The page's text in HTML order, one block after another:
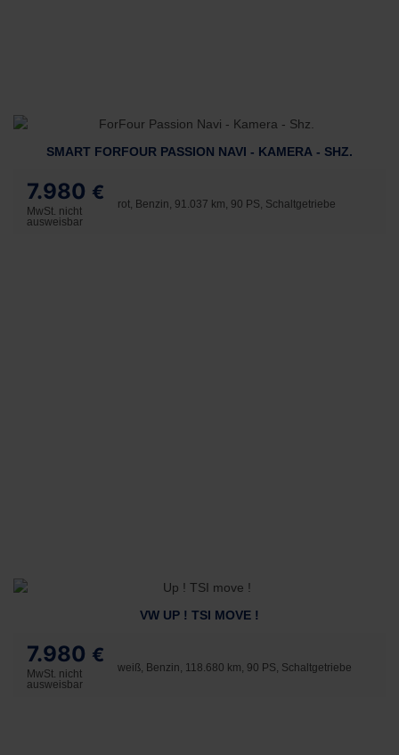
SMART FORFOUR PASSION NAVI - KAMERA - SHZ.
7.980 €
MwSt. nicht
ausweisbar
rot, Benzin, 91.037 km, 90 PS, Schaltgetriebe
VW UP ! TSI MOVE !
7.980 €
MwSt. nicht
ausweisbar
weiß, Benzin, 118.680 km, 90 PS, Schaltgetriebe